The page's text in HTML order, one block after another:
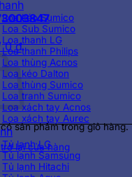
0₫
sản phẩm trong giỏ hàng.
lại cửa hàng
Loa kéo Sumico
Loa Sub Sumico
Loa thanh LG
Loa thanh Philips
Loa thùng Acnos
Loa kéo Dalton
Loa thùng Sumico
Loa tranh Sumico
Loa xách tay Acnos
Loa xách tay Aurec
Tủ lạnh LG
Tủ lạnh Samsung
Tủ lạnh Hitachi